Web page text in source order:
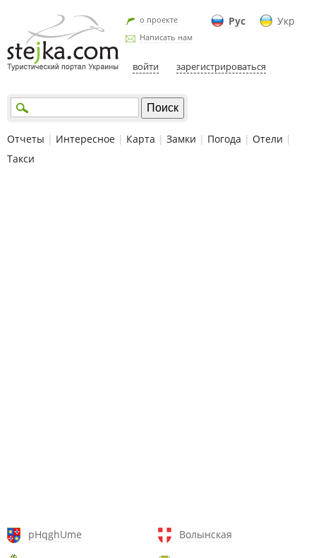
Рус Укр
о проекте
Написать нам
войти зарегистрироваться
Отчеты | Интересное | Карта | Замки | Погода | Отели |
Такси
pHqghUme
Волынская